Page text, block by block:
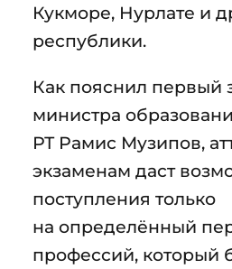
Кукморе, Нурлате и
республики.
Как пояснил первый
министра
РТ Рамис Музипов,
экзаменам даст
поступления только
на определённый
профессий, который